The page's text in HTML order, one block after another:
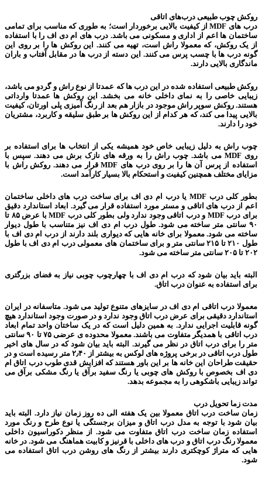
روکش چوب طبیعی درب‌های اتاقی
درب های MDF از کیفیت بالایی برخوردار است؛ به طوری که مناسب برای تمامی
ساختمان ها اعم از اداری و مسکونی می باشد. درب های ام دی اف را با استفاده
از یک روکش، که معمولا راش است، تهیه می کنند. این روکش ها را بر روی این
گونه درب ها با چسب پرس می کنند. این دسته از درب ها در مقابل آفتاب و باران
ماندگاری بالایی دارند.
روکش طبیعی استفاده شده در این درب ها که عمدتا از نوع راش و گردو می باشد،
زیبایی خاصی را به نمای داخلی خانه می بخشد. این روکش ها عمدتا وارداتی
هستند. روکش سوپر راش موجود در بازار هم بعد از رنگ آمیزی پلی اورتان، کیفیت
بالایی پیدا می کند، که هر کدام از این روکش ها بر طبق سلیقه و کاربرد، مشتریان
خود را دارند.
چوب راش به دلیل زیبایی خاص خود همیشه یکی از انتخاب ها برای استفاده بر
روی MDF می باشد. چوب راش را به ورقه های نازک برش می دهند. سپس با
استفاده از پرس آن ها را بر روی درب های MDF قرار می دهند. روکش راش با
مزایای مختلف همچنین کیفیت و استحکام بالا بسیار کارآمد است.
بطور کلی درب MDF یا درب ام دی اف برای ساخت درب های داخلی ساختمان
اعم از درب های اتاقی و مستر مورد استفاده قرار می گیرد. ابعاد استاندارد دقیق
برای درب MDF و درب اتاقی وجود ندارد ولی بطور کلی درب MDF با عرض ۸۵ تا
۹۰ سانتی متر ساخته می شود. طول درب ام دی اف نیز متناسب با طول دیوار
ساخته می شود. معمولا برای خانه هایی که دیواری بلند دارند از درب ام دی اف با
طول ۲۱۰ تا ۲۱۵ سانتی متر و برای ساختمان های معمولی درب ام دی اف با طول
۲۰۲ تا ۲۰۵ سانتی متر ساخته می شود.
البته باید بیان شود که درب ام دی اف با چهارچوب چوبی نیاز به فضای بزرگتری
برای استفاده به عنوان درب اتاق.
معمولا درب اتاقی ام دی اف در سایزهای متنوع تولید می شود. متاسفانه در ایران
استاندارد دقیقی برای عرض درب اتاق وجود ندارد و در صورت وجود استاندارد هیچ
گونه قابلیت اجرایی ندارد. به همین دلیل است که در یک ساختان واحد تمام ابعاد
درب اتاقی با همدیگر متفاوت می باشند. معمولا محدوده ی عرضی ۷۵ تا ۹۰ سانتی
متر را برای درب اتاق در نظر می گیرند. البته باید بیان شود که در سال های اخیر
طول درب اتاقی در برخی پروژه های لوکس به بیشتر از ۲٫۴۰ متر رسیده است و در
حقیقت طراحان این خانه ها بر این باور هستند که افزایش قدی طوب درب اتاق ام
دی اف بخصوص با روکش های چوبی یا رنگ سفید برآق یا رنگ مشکی برآق می
تواند زیبایی باشکوهی را به مجموعه بدهد.
مدت زما تحویل درب
زمان ساخت درب اتاق معمولا بین یک هفته الی ده روز زمان نیاز دارد. البته باید
بیان شود با توجه به مدل درب اتاق و میزان برجستگی یا نوع طرح و رنگ مورد
استفاده زمان ساخت درب اتاق متفاوت می شود. از منظر دکوراسیون داخلی
معمولا رنگ درب اتاق و درب های داخلی با قرنیز و کابیت هماهنگ می شود. در خانه
هایی که متراژ کوچکتری دارند بیشتر از رنگ های روشن درب اتاق استفاده می
شود.